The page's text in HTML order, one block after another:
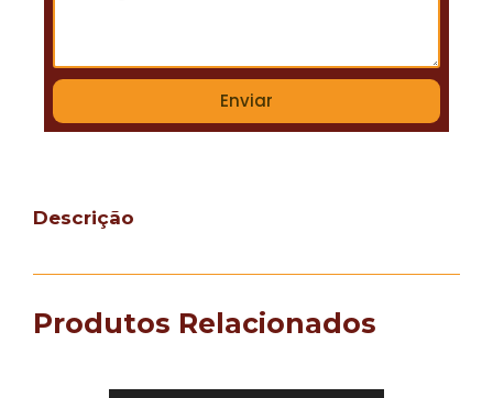
Enviar
Descrição
Produtos Relacionados